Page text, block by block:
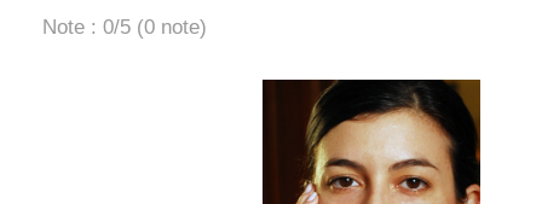
Note : 0/5 (0 note)